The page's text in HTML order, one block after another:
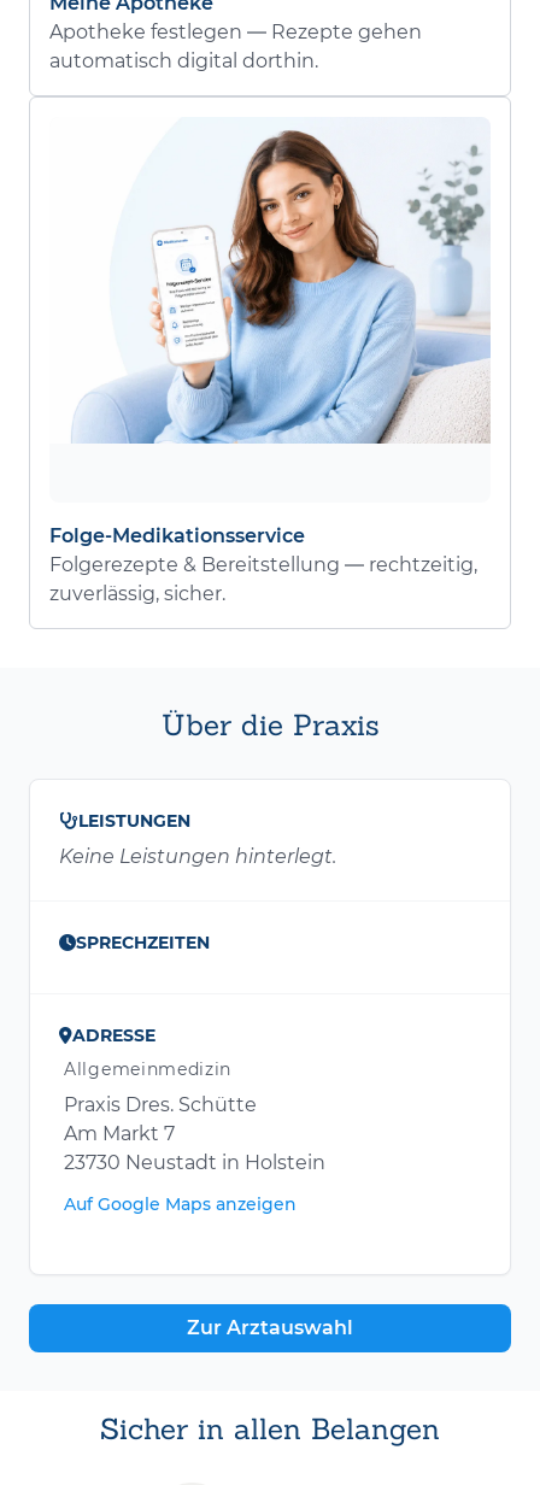
Apotheke festlegen — Rezepte gehen
automatisch digital dorthin.
Folge-Medikationsservice
Folgerezepte & Bereitstellung — rechtzeitig,
zuverlässig, sicher.
Über die Praxis
LEISTUNGEN
Keine Leistungen hinterlegt.
SPRECHZEITEN
ADRESSE
Allgemeinmedizin
Praxis Dres. Schütte
Am Markt 7
23730 Neustadt in Holstein
Auf Google Maps anzeigen
Zur Arztauswahl
Sicher in allen Belangen